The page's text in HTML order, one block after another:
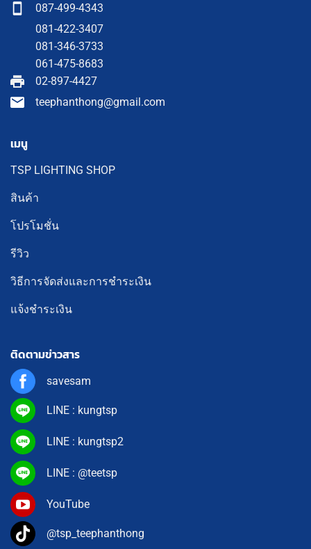
087-499-4343
081-422-3407
081-346-3733
061-475-8683
02-897-4427
teephanthong@gmail.com
เมนู
TSP LIGHTING SHOP
สินค้า
โปรโมชั่น
รีวิว
วิธีการจัดส่งและการชำระเงิน
แจ้งชำระเงิน
ติดตามข่าวสาร
savesam
LINE : kungtsp
LINE : kungtsp2
LINE : @teetsp
YouTube
@tsp_teephanthong